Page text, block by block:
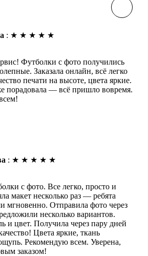
: ★ ★ ★ ★ ★
Футболки с фото получились
Заказала онлайн, всё легко
печати на высоте, цвета яркие.
порадовала — всё пришло вовремя.
: ★ ★ ★ ★ ★
с фото. Все легко, просто и
макет несколько раз — ребята
мгновенно. Отправила фото через
несколько вариантов.
и цвет. Получила через пару дней
Цвета яркие, ткань
Рекомендую всем. Уверена,
заказом!